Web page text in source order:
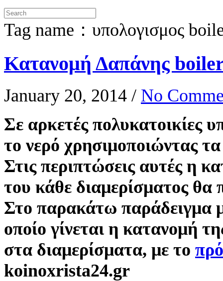
Tag name：υπολογισμος
Κατανομή Δαπάνης
January 20, 2014 / No
Σε αρκετές πολυκατοικίες
το νερό χρησιμοποιώντας
Στις περιπτώσεις αυτές η
του κάθε διαμερίσματος θα
Στο παρακάτω παράδειγμα
οποίο γίνεται η κατανομή
στα διαμερίσματα, με το
koinoxrista24.gr